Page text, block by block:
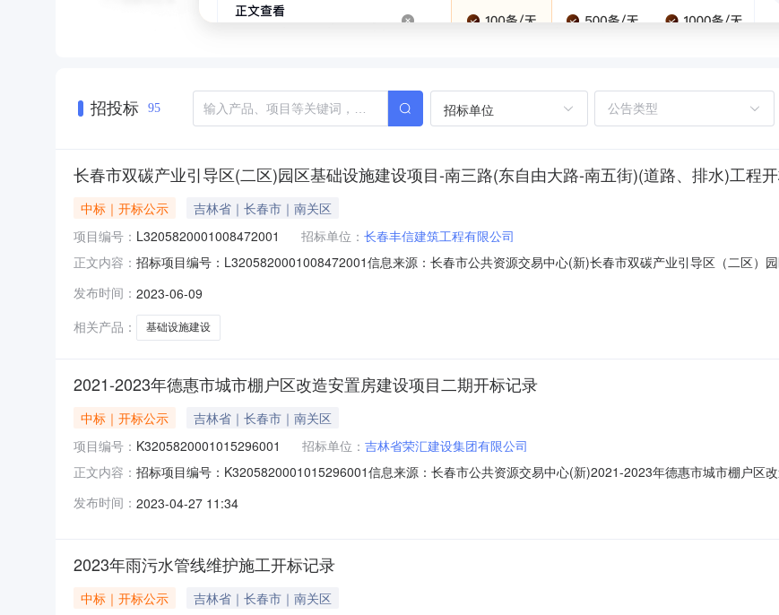
招投标 95 招标单位
长春市双碳产业引导区(二区)园区基础设施建设项目-南三路(东自由大路-南五街)(道路、排水)工程
中标｜开标公示
吉林省｜长春市｜南关区
项目编号： L3205820001008472001 招标单位： 长春丰信建筑工程有限公司
正文内容： 招标项目编号：L3205820001008472001信息来源：长春市公共资源交易中心(新)长春市双碳产业引导区（二区）
丰信建筑工程有限公司;项目负责人:;报价:0.00元/%;工期:日历天;质量要求:;保证金金额:0.00元,投标文件递交时间
发布时间： 2023-06-09
相关产品：
基础设施建设
2021-2023年德惠市城市棚户区改造安置房建设项目二期开标记录
中标｜开标公示
吉林省｜长春市｜南关区
项目编号： K3205820001015296001 招标单位： 吉林省荣汇建设集团有限公司
正文内容： 招标项目编号：K3205820001015296001信息来源：长春市公共资源交易中心(新)2021-2023年德惠市城市棚户区
价:0.00元/%;工期:日历天;质量要求:;保证金金额:0.00元,投标文件递交时间:TueApr2514:49:57CST2023,投标人名
发布时间： 2023-04-27 11:34
2023年雨污水管线维护施工开标记录
中标｜开标公示
吉林省｜长春市｜南关区